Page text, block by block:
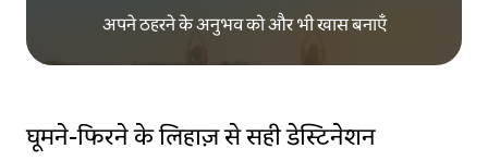
अपने ठहरने के अनुभव को और भी खास बनाएँ
घूमने-फिरने के लिहाज़ से सही डेस्टिनेशन